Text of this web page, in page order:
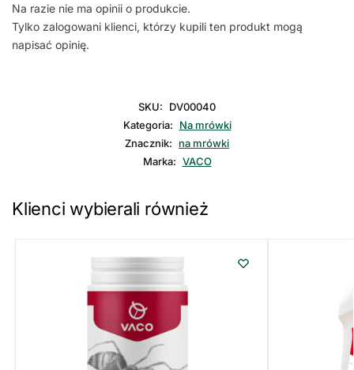
Na razie nie ma opinii o produkcie.
Tylko zalogowani klienci, którzy kupili ten produkt mogą
napisać opinię.
SKU:
DV00040
Kategoria:
Na mrówki
Znacznik:
na mrówki
Marka: VACO
Klienci wybierali również